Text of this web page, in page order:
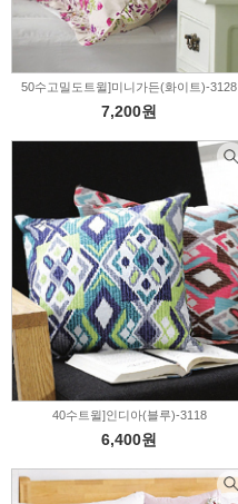
50수고밀도트윌]미니가든(화이트)-3128
7,200원
40수트윌]인디아(블루)-3118
6,400원